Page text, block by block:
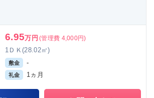
6.95万円 (管理費 4,000円)
1ＤＫ(28.02㎡)
敷金 -
礼金 1ヵ月